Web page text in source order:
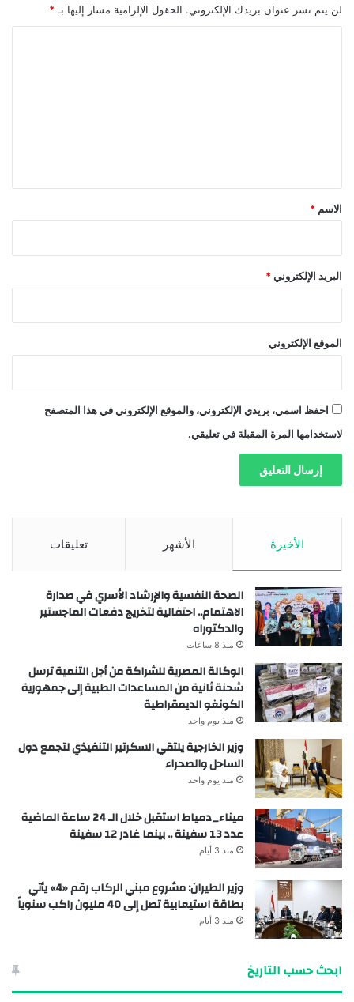
لن يتم نشر عنوان بريدك الإلكتروني. الحقول الإلزامية مشار إليها بـ *
*
الاسم *
البريد الإلكتروني *
الموقع الإلكتروني
احفظ اسمي، بريدي الإلكتروني، والموقع الإلكتروني في هذا المتصفح
لاستخدامها المرة المقبلة في تعليقي.
الأخيرة الأشهر تعليقات
الصحة النفسية والإرشاد الأسري في صدارة
الاهتمام.. احتفالية لتخريج دفعات الماجستير
والدكتوراه
منذ 8 ساعات
الوكالة المصرية للشراكة من أجل التنمية ترسل
شحنة ثانية من المساعدات الطبية إلى جمهورية
الكونغو الديمقراطية
منذ يوم واحد
وزير الخارجية يلتقي السكرتير التنفيذي لتجمع دول
الساحل والصحراء
منذ يوم واحد
ميناء_دمياط استقبل خلال الـ 24 ساعة الماضية
عدد 13 سفينة .. بينما غادر 12 سفينة
منذ 3 أيام
وزير الطيران: مشروع مبني الركاب رقم «4» يأتي
بطاقة استيعابية تصل إلى 40 مليون راكب سنوياً
منذ 3 أيام
ابحث حسب التاريخ